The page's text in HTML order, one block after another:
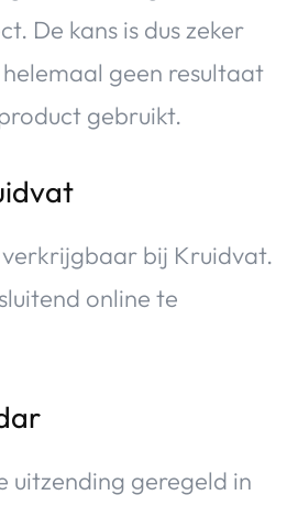
De kans is dus zeker
geen resultaat
gebruikt.
verkrijgbaar bij Kruidvat.
online te
uitzending geregeld in